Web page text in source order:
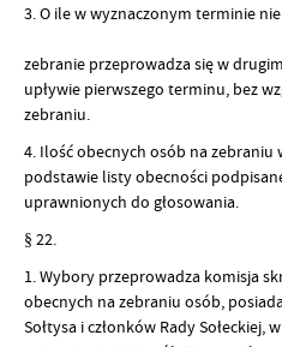
3. O ile w wyznaczonym terminie
zebranie przeprowadza się w
upływie pierwszego terminu, bez
zebraniu.
4. Ilość obecnych osób na zebraniu
podstawie listy obecności
uprawnionych do głosowania.
§ 22.
1. Wybory przeprowadza komisja
obecnych na zebraniu osób,
Sołtysa i członków Rady Sołeckiej,